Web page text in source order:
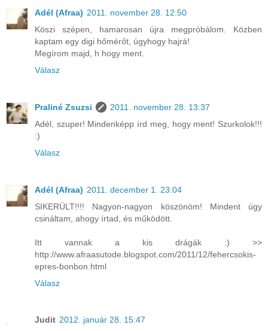
Adél (Afraa) 2011. november 28. 12:50
Köszi szépen, hamarosan újra megpróbálom. Közben
kaptam egy digi hőmérőt, úgyhogy hajrá!
Megírom majd, h hogy ment.
Válasz
Praliné Zsuzsi
2011. november 28. 13:37
Adél, szuper! Mindenképp írd meg, hogy ment! Szurkolok!!!
:)
Válasz
Adél (Afraa) 2011. december 1. 23:04
SIKERÜLT!!!! Nagyon-nagyon köszönöm! Mindent úgy
csináltam, ahogy írtad, és működött.
Itt vannak a kis drágák :) >>
http://www.afraasutode.blogspot.com/2011/12/fehercsokis-
epres-bonbon.html
Válasz
Judit 2012. január 28. 15:47